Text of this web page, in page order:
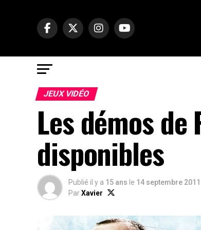
JEUX VIDÉO
Les démos de
disponibles
Publié il y a 15 ans le 14 septembre 2011
ParXavier